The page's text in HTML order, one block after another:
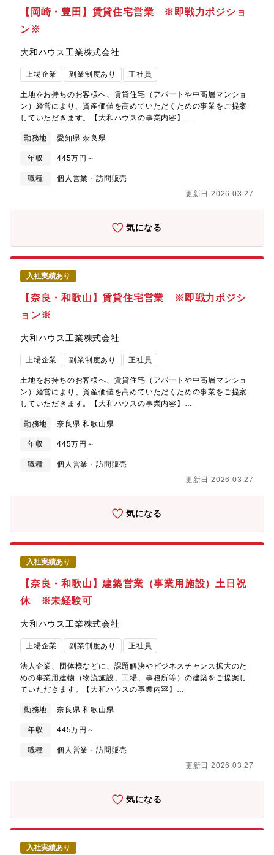
【岡崎・豊田】賃貸住宅営業 ※即戦力ポジショ
ン※
大和ハウス工業株式会社
上場企業 副業制度あり 正社員
土地をお持ちのお客様へ、賃貸住宅（アパートや中高層マンショ
ン）経営により、資産価値を高めていただくための事業をご提案
していただきます。【大和ハウスの事業内容】
ハウスの採用ページ】～大和ハウスについてや働く環境などの記
載があります～
https://www.daiwahouse.co.jp/recruit/index.html?
page=from_header～キャリア採用ページ～
https://www.daiwahouse.co.jp/recruit/freshers/index.html■働く
https://www.daiwahouse.co.jp/recruit/person/index.html
勤務地 愛知県 奈良県
年収 445万円～
職種
個人営業・訪問販売
更新日 2026.03.27
気になる
入社実績あり
【奈良・和歌山】賃貸住宅営業 ※即戦力ポジシ
ョン※
大和ハウス工業株式会社
上場企業 副業制度あり 正社員
土地をお持ちのお客様へ、賃貸住宅（アパートや中高層マンショ
ン）経営により、資産価値を高めていただくための事業をご提案
していただきます。【大和ハウスの事業内容】
ハウスの採用ページ】～大和ハウスについてや働く環境などの記
載があります～
https://www.daiwahouse.co.jp/recruit/index.html?
page=from_header～キャリア採用ページ～
https://www.daiwahouse.co.jp/recruit/freshers/index.html■働く
https://www.daiwahouse.co.jp/recruit/person/index.html
勤務地 奈良県 和歌山県
年収 445万円～
職種
個人営業・訪問販売
更新日 2026.03.27
気になる
入社実績あり
【奈良・和歌山】建築営業（事業用施設）土日祝
休 ※未経験可
大和ハウス工業株式会社
上場企業 副業制度あり 正社員
法人企業、団体様などに、課題解決やビジネスチャンス拡大のた
めの事業用建物（物流施設、工場、事務所等）の建築をご提案し
ていただきます。【大和ハウスの事業内容】
ハウスの採用ページ】～大和ハウスについてや働く環境などの記
載があります～
https://www.daiwahouse.co.jp/recruit/index.html?
page=from_header～キャリア採用ページ～
https://www.daiwahouse.co.jp/recruit/freshers/index.html■働く
https://www.daiwahouse.co.jp/recruit/person/index.html
勤務地 奈良県 和歌山県
年収 445万円～
職種
個人営業・訪問販売
更新日 2026.03.27
気になる
入社実績あり